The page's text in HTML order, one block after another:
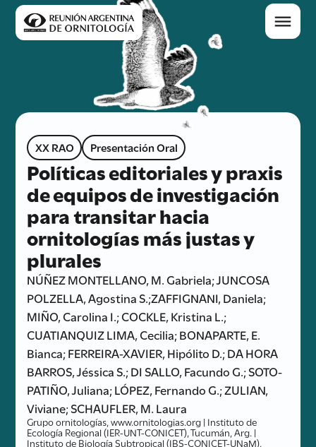
XX RAO Presentación Oral
Políticas editoriales y praxis
de equipos de investigación
para transitar hacia
ornitologías más justas y
plurales
NÚÑEZ MONTELLANO, M. Gabriela; JUNCOSA
POLZELLA, Agostina S.;ZAFFIGNANI, Daniela;
MIÑO, Carolina I.; COCKLE, Kristina L.;
CUATIANQUIZ LIMA, Cecilia; BONAPARTE, E.
Bianca; FERREIRA-XAVIER, Hipólito D.; DA HORA
BARROS, Jéssica S.; DI SALLO, Facundo G.; SOTO-
PATIÑO, Juliana; LÓPEZ, Fernando G.; ZULIAN,
Viviane; SCHAUFLER, M. Laura
Grupo ornitologías, www.ornitologias.org | Instituto de
Ecología Regional (IER-UNT-CONICET), Tucumán, Arg. |
Instituto de Biología Subtropical (IBS-CONICET-UNaM),